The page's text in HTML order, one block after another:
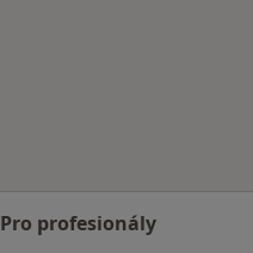
Pro profesionály